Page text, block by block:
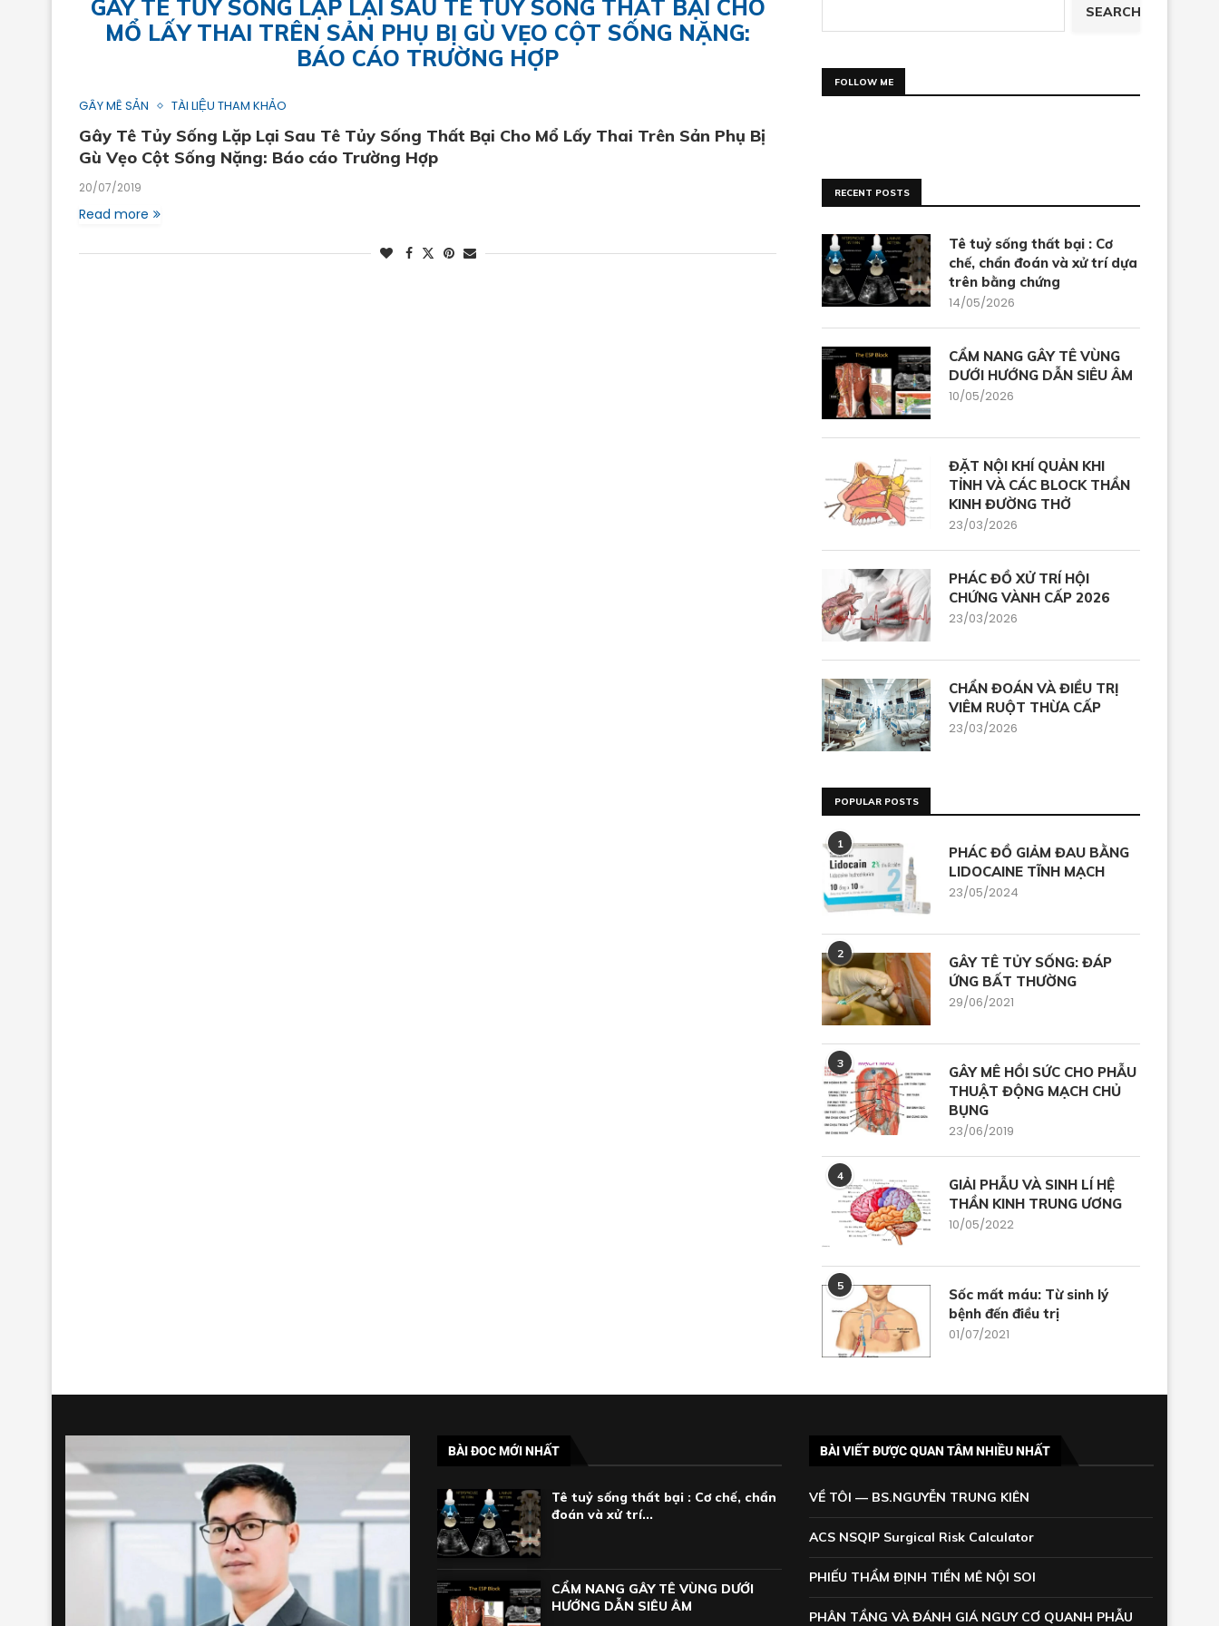
GÂY TÊ TỦY SỐNG LẶP LẠI SAU TÊ TỦY SỐNG THẤT BẠI CHO
MỔ LẤY THAI TRÊN SẢN PHỤ BỊ GÙ VẸO CỘT SỐNG NẶNG:
BÁO CÁO TRƯỜNG HỢP
GÂY MÊ SẢN TÀI LIỆU THAM KHẢO
Gây Tê Tủy Sống Lặp Lại Sau Tê Tủy Sống Thất Bại Cho Mổ Lấy Thai Trên Sản Phụ Bị
Gù Vẹo Cột Sống Nặng: Báo cáo Trường Hợp
20/07/2019
Read more
SEARCH
FOLLOW ME
RECENT POSTS
Tê tuỷ sống thất bại : Cơ
chế, chẩn đoán và xử trí dựa
trên bằng chứng
14/05/2026
CẨM NANG GÂY TÊ VÙNG
DƯỚI HƯỚNG DẪN SIÊU ÂM
10/05/2026
ĐẶT NỘI KHÍ QUẢN KHI
TỈNH VÀ CÁC BLOCK THẦN
KINH ĐƯỜNG THỞ
23/03/2026
PHÁC ĐỒ XỬ TRÍ HỘI
CHỨNG VÀNH CẤP 2026
23/03/2026
CHẨN ĐOÁN VÀ ĐIỀU TRỊ
VIÊM RUỘT THỪA CẤP
23/03/2026
POPULAR POSTS
1
PHÁC ĐỒ GIẢM ĐAU BẰNG
LIDOCAINE TĨNH MẠCH
23/05/2024
2
GÂY TÊ TỦY SỐNG: ĐÁP
ỨNG BẤT THƯỜNG
29/06/2021
3
GÂY MÊ HỒI SỨC CHO PHẪU
THUẬT ĐỘNG MẠCH CHỦ
BỤNG
23/06/2019
4
GIẢI PHẪU VÀ SINH LÍ HỆ
THẦN KINH TRUNG ƯƠNG
10/05/2022
5
Sốc mất máu: Từ sinh lý
bệnh đến điều trị
01/07/2021
BÀI ĐOC MỚI NHẤT
Tê tuỷ sống thất bại : Cơ chế, chẩn
đoán và xử trí...
CẨM NANG GÂY TÊ VÙNG DƯỚI
HƯỚNG DẪN SIÊU ÂM
BÀI VIẾT ĐƯỢC QUAN TÂM NHIỀU NHẤT
VỀ TÔI — BS.NGUYỄN TRUNG KIÊN
ACS NSQIP Surgical Risk Calculator
PHIẾU THẨM ĐỊNH TIỀN MÊ NỘI SOI
PHÂN TẦNG VÀ ĐÁNH GIÁ NGUY CƠ QUANH PHẪU